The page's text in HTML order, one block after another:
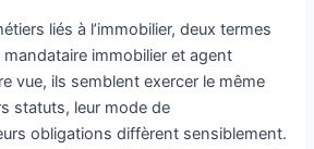
liés à l’immobilier, deux termes
immobilier et agent
vue, ils semblent exercer le même
statuts, leur mode de
obligations diffèrent sensiblement.